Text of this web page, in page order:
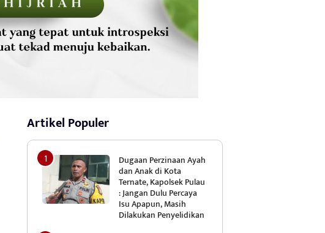
Artikel Populer
Dugaan Perzinaan Ayah
dan Anak di Kota
Ternate, Kapolsek Pulau
: Jangan Dulu Percaya
Isu Apapun, Masih
Dilakukan Penyelidikan